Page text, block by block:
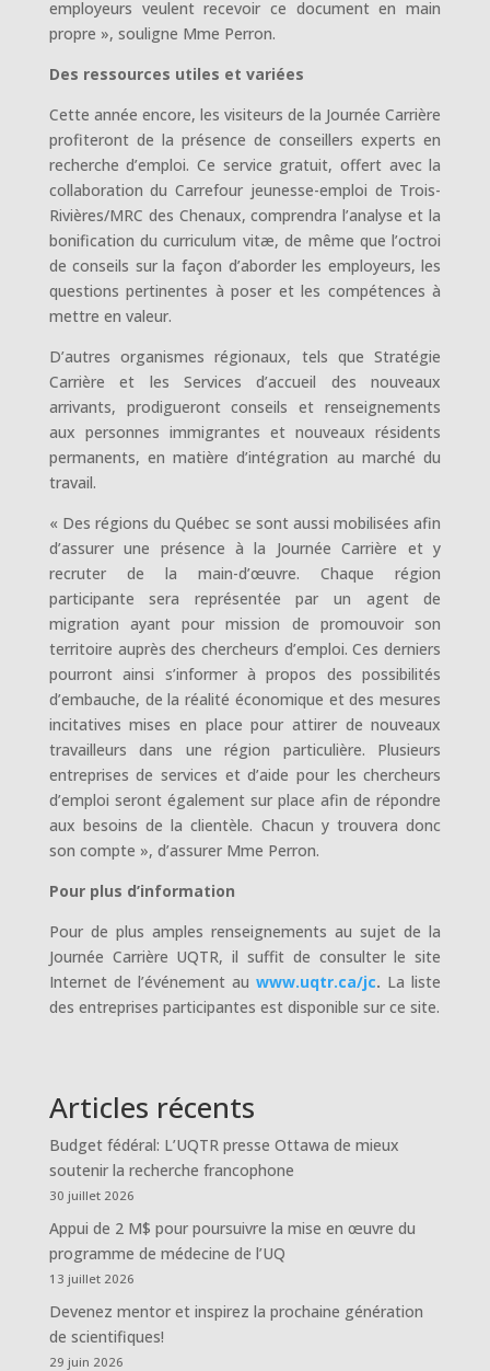
employeurs veulent recevoir ce document en main
propre », souligne Mme Perron.
Des ressources utiles et variées
Cette année encore, les visiteurs de la Journée Carrière
profiteront de la présence de conseillers experts en
recherche d’emploi. Ce service gratuit, offert avec la
collaboration du Carrefour jeunesse-emploi de Trois-
Rivières/MRC des Chenaux, comprendra l’analyse et la
bonification du curriculum vitæ, de même que l’octroi
de conseils sur la façon d’aborder les employeurs, les
questions pertinentes à poser et les compétences à
mettre en valeur.
D’autres organismes régionaux, tels que Stratégie
Carrière et les Services d’accueil des nouveaux
arrivants, prodigueront conseils et renseignements
aux personnes immigrantes et nouveaux résidents
permanents, en matière d’intégration au marché du
travail.
« Des régions du Québec se sont aussi mobilisées afin
d’assurer une présence à la Journée Carrière et y
recruter de la main-d’œuvre. Chaque région
participante sera représentée par un agent de
migration ayant pour mission de promouvoir son
territoire auprès des chercheurs d’emploi. Ces derniers
pourront ainsi s’informer à propos des possibilités
d’embauche, de la réalité économique et des mesures
incitatives mises en place pour attirer de nouveaux
travailleurs dans une région particulière. Plusieurs
entreprises de services et d’aide pour les chercheurs
d’emploi seront également sur place afin de répondre
aux besoins de la clientèle. Chacun y trouvera donc
son compte », d’assurer Mme Perron.
Pour plus d’information
Pour de plus amples renseignements au sujet de la
Journée Carrière UQTR, il suffit de consulter le site
Internet de l’événement auwww.uqtr.ca/jc. La liste
des entreprises participantes est disponible sur ce site.
Articles récents
Budget fédéral: L’UQTR presse Ottawa de mieux
soutenir la recherche francophone
30 juillet 2026
Appui de 2 M$ pour poursuivre la mise en œuvre du
programme de médecine de l’UQ
13 juillet 2026
Devenez mentor et inspirez la prochaine génération
de scientifiques!
29 juin 2026